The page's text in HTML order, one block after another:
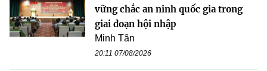
vững chắc an ninh quốc gia trong
giai đoạn hội nhập
Minh Tân
20:11 07/08/2026